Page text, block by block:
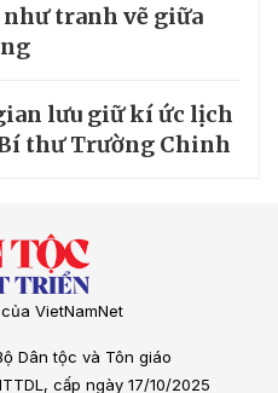
như tranh vẽ giữa
lưu giữ kí ức lịch
thư Trường Chinh
VietNamNet
Dân tộc và Tôn giáo
cấp ngày 17/10/2025